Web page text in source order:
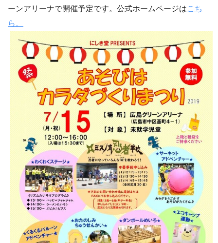
ーンアリーナで開催予定です。公式ホームページはこち
ら。